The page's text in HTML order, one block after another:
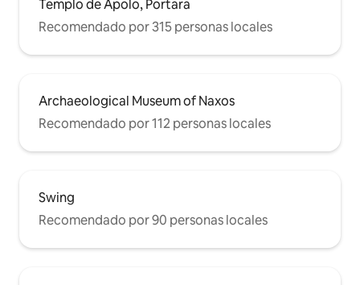
Templo de Apolo, Portara
Recomendado por 315 personas locales
Archaeological Museum of Naxos
Recomendado por 112 personas locales
Swing
Recomendado por 90 personas locales